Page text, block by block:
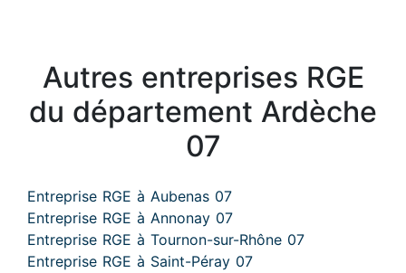
Autres entreprises RGE
du département Ardèche
07
Entreprise RGE à Aubenas 07
Entreprise RGE à Annonay 07
Entreprise RGE à Tournon-sur-Rhône 07
Entreprise RGE à Saint-Péray 07